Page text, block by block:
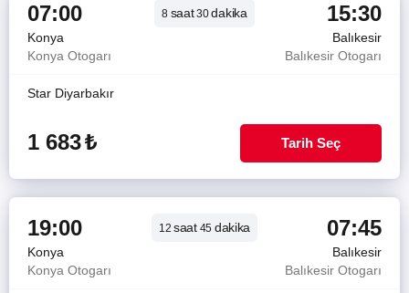
07:00 8 saat30dakika 15:30
Konya
Balıkesir
Konya Otogarı
Balıkesir Otogarı
Star Diyarbakır
1 683₺ Tarih Seç
19:00 12saat45 dakika 07:45
Konya
Balıkesir
Konya Otogarı
Balıkesir Otogarı